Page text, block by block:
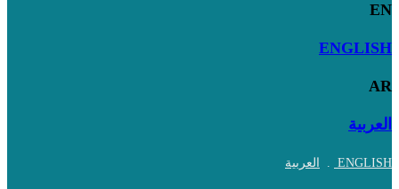
EN
ENGLISH
AR
العربية
ENGLISH
. العربية